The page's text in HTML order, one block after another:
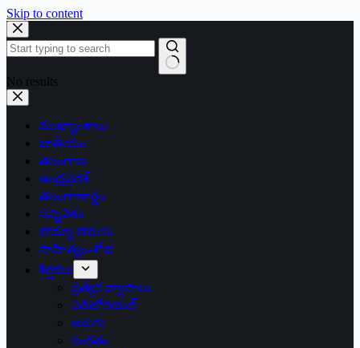
Skip to content
No results
ముఖ్యాంశాలు
జాతీయం
తెలంగాణ
ఆంధ్రప్రదేశ్
తెలంగాణార్థం
సన్నివేశం
బొమ్మా బొరుసు
సాహిత్యం-శోభ
శీర్షికలు
ప్రత్యేక వ్యాసాలు
ఎడిటోరియల్
అరుగు
సంకేతం